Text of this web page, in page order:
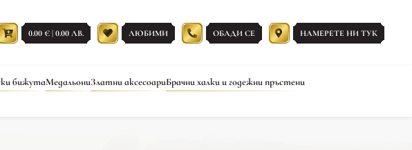
0.00 € | 0.00 ЛВ. ЛЮБИМИ ОБАДИ СЕ НАМЕРЕТЕ НИ ТУК
бижутаМедальониЗлатни аксесоариБрачни халки и годежни пръстени